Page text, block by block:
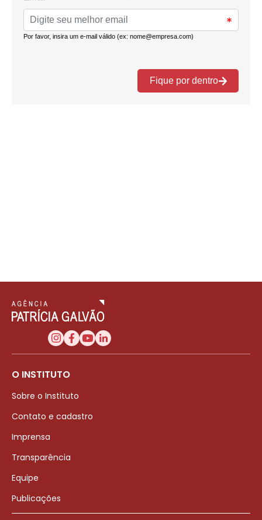
O INSTITUTO
Sobre o Instituto
Contato e cadastro
Imprensa
Transparência
Equipe
Publicações